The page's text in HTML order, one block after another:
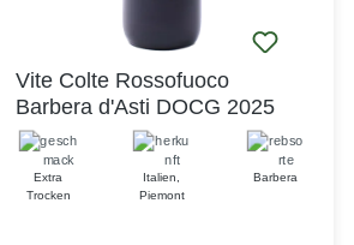
Vite Colte Rossofuoco
Barbera d'Asti DOCG 2025
Extra
Trocken
Italien
Piemont
Barbera